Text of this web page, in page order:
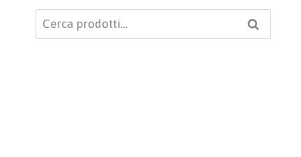
Cerca: Cerca